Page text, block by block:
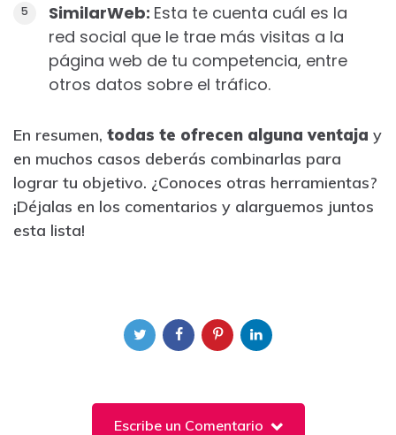
SimilarWeb: Esta te cuenta cuál es la
red social que le trae más visitas a la
página web de tu competencia, entre
otros datos sobre el tráfico.
En resumen, todas te ofrecen alguna ventaja y
en muchos casos deberás combinarlas para
lograr tu objetivo. ¿Conoces otras herramientas?
¡Déjalas en los comentarios y alarguemos juntos
esta lista!
Escribe un Comentario